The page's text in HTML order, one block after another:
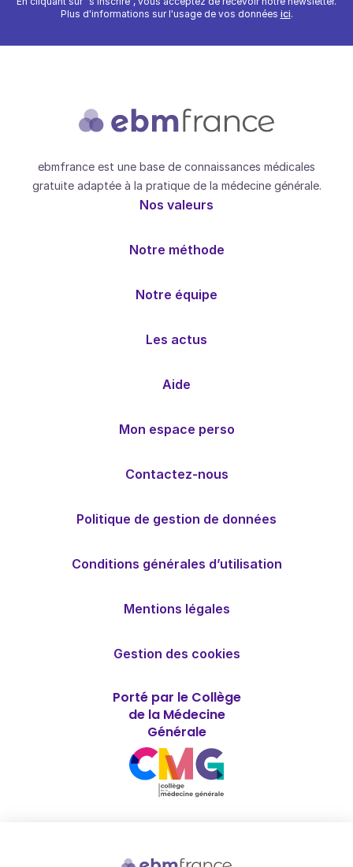
Plus d'informations sur l'usage de vos données ici.
ebmfrance est une base de connaissances médicales
gratuite adaptée à la pratique de la médecine générale.
Nos valeurs
Notre méthode
Notre équipe
Les actus
Aide
Mon espace perso
Contactez-nous
Politique de gestion de données
Conditions générales d’utilisation
Mentions légales
Gestion des cookies
Porté par le Collège
de la Médecine
Générale